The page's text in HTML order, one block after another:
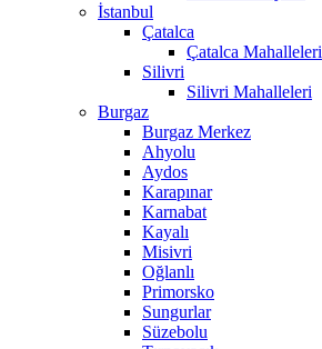
İstanbul
Çatalca
Çatalca Mahalleleri
Silivri
Silivri Mahalleleri
Burgaz
Burgaz Merkez
Ahyolu
Aydos
Karapınar
Karnabat
Kayalı
Misivri
Oğlanlı
Primorsko
Sungurlar
Süzebolu